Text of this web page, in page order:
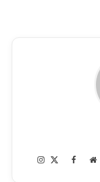
Website
Facebook
Instagram